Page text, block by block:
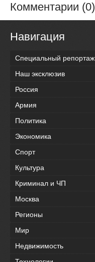
Комментарии (0)
Навигация
Специальный репортаж
Наш эксклюзив
Россия
Армия
Политика
Экономика
Спорт
Культура
Криминал и ЧП
Москва
Регионы
Мир
Недвижимость